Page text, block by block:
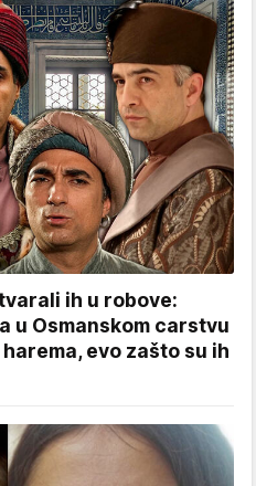
ih u robove:
u Osmanskom carstvu
evo zašto su ih